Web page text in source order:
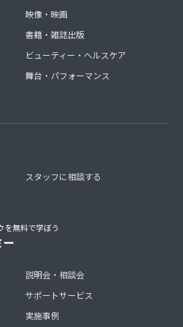
映像・映画
書籍・雑誌出版
ビューティー・ヘルスケア
舞台・パフォーマンス
スタッフに相談する
を無料で学ぼう
説明会・相談会
サポートサービス
実施事例